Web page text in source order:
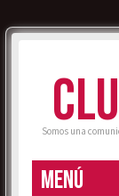
Somos una
MENÚ